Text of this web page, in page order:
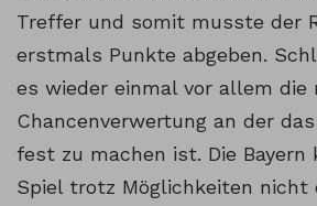
Treffer und somit musste der
erstmals Punkte abgeben.
es wieder einmal vor allem die
Chancenverwertung an der
fest zu machen ist. Die Bayern
Spiel trotz Möglichkeiten nicht